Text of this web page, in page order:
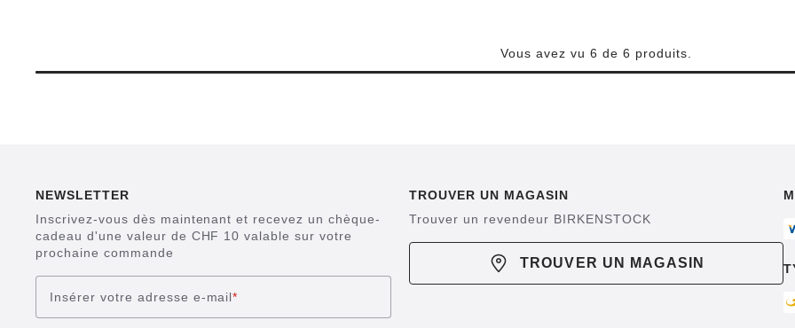
Vous avez vu 6 de 6 produits.
NEWSLETTER
Inscrivez-vous dès maintenant et recevez un chèque-
cadeau d'une valeur de CHF 10 valable sur votre
prochaine commande
Insérer votre adresse e-mail*
TROUVER UN MAGASIN
Trouver un revendeur BIRKENSTOCK
TROUVER UN MAGASIN